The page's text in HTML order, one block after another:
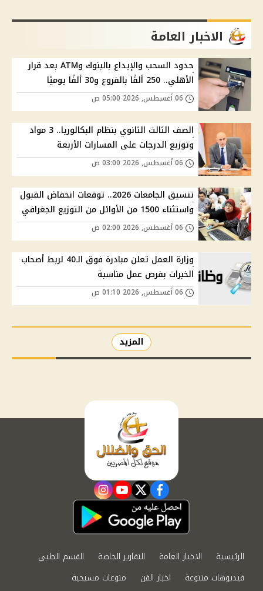
الاخبار العامة
حدود السحب والإيداع بالبنوك وATM بعد قرار
الأهلي.. 250 ألفًا بالفروع و30 ألفًا يوميًا
الصف الثالث الثانوي بنظام البكالوريا.. 3 مواد
وتوزيع الدرجات على المسارات الأربعة
تنسيق الجامعات 2026.. توقعات انخفاض القبول
واستثناء 1500 من الأوائل من التوزيع الجغرافي
وزارة العمل تعلن مبادرة فوق الـ40 لربط أصحاب
الخبرات بفرص عمل مناسبة
المزيد
facebook
twitter
youtube
instagram
الرئيسية الاخبار العامة التقارير الخاصة
القسم الطبي
فيديوهات متنوعة
اخبار الفن
منوعات مسيحية